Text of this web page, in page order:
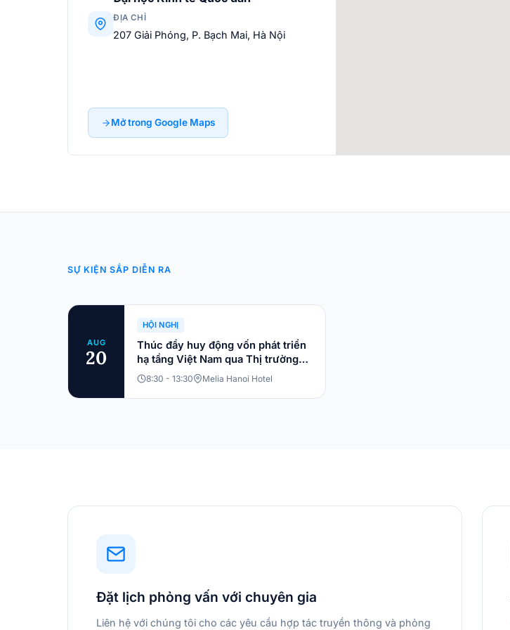
ĐỊA CHỈ
207 Giải Phóng, P. Bạch Mai, Hà Nội
Mở trong Google Maps
SỰ KIỆN SẮP DIỄN RA
AUG
20
HỘI NGHỊ
Thúc đẩy huy động vốn phát triển
hạ tầng Việt Nam qua Thị trường
Trái phiếu: Các cấu trúc vốn và xu
hướng đầu tư bền vững
8:30 - 13:30 Melia Hanoi Hotel
Đặt lịch phỏng vấn với chuyên gia
Liên hệ với chúng tôi cho các yêu cầu hợp tác truyền thông và phỏng